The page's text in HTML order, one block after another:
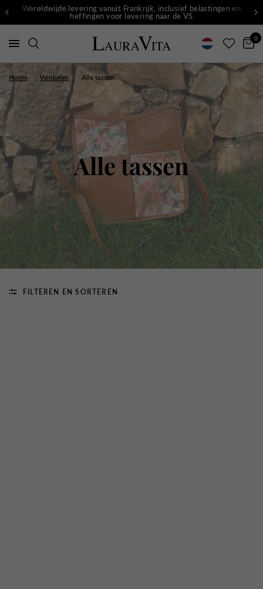
Wereldwijde levering vanuit Frankrijk, inclusief belastingen en
heffingen voor levering naar de VS
0
Home Winkelen Alle tassen
Alle tassen
FILTEREN EN SORTEREN